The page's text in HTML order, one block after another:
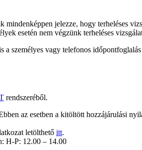
jelezze, hogy terheléses
esetén nem végzünk terheléses
személyes vagy telefonos
rendszeréből.
az esetben a kitöltött hozzájárulási
letölthető itt.
H-P: 12.00 – 14.00